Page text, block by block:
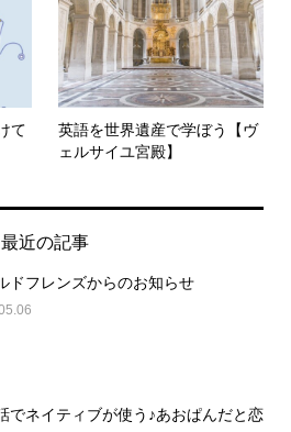
て
英語を世界遺産で学ぼう【ヴ
ェルサイユ宮殿】
最近の記事
ドフレンズからのお知らせ
でネイティブが使う♪あおぱんだと恋